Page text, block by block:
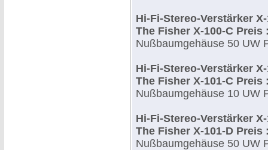
Hi-Fi-Stereo-Verstärker
The Fisher X-100-C Preis
Nußbaumgehäuse 50 UW
Hi-Fi-Stereo-Verstärker
The Fisher X-101-C Preis
Nußbaumgehäuse 10 UW
Hi-Fi-Stereo-Verstärker
The Fisher X-101-D Preis
Nußbaumgehäuse 50 UW